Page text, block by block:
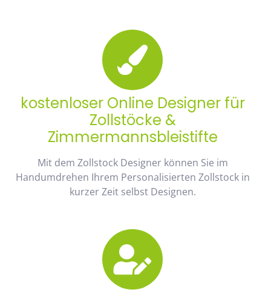
kostenloser Online Designer für
Zollstöcke &
Zimmermannsbleistifte
Mit dem Zollstock Designer können Sie im
Handumdrehen Ihrem Personalisierten Zollstock in
kurzer Zeit selbst Designen.